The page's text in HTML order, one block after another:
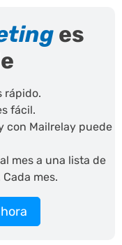
es
rápido.
fácil.
con Mailrelay puede
mes a una lista de
mes.